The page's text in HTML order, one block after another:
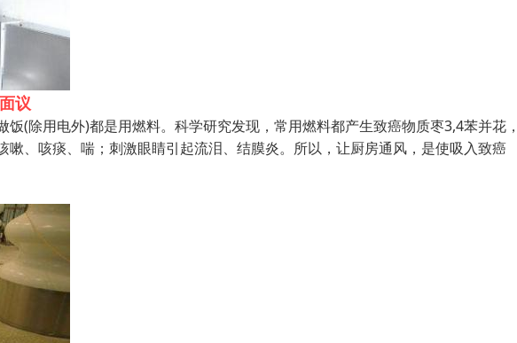
面议
(除用电外)都是用燃料。科学研究发现，常用燃料都产生致癌物质枣3,4苯并花
、咳痰、喘；刺激眼睛引起流泪、结膜炎。所以，让厨房通风，是使吸入致癌